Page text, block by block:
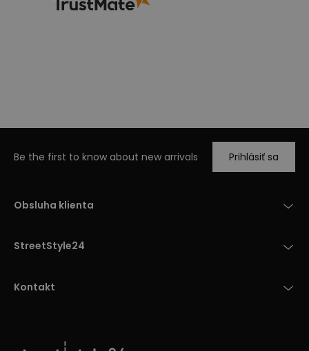
Be the first to know about new arrivals Prihlásiť sa
Obsluha klienta
StreetStyle24
Kontakt